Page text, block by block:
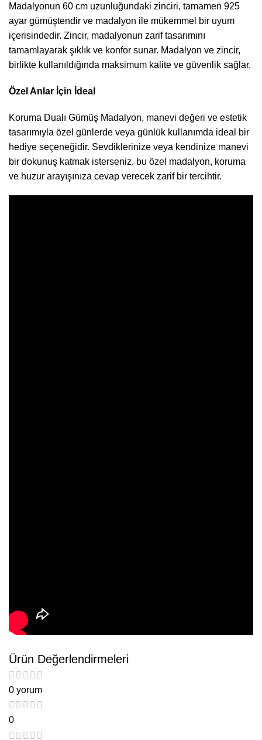
Madalyonun 60 cm uzunluğundaki zinciri, tamamen 925
ayar gümüştendir ve madalyon ile mükemmel bir uyum
içerisindedir. Zincir, madalyonun zarif tasarımını
tamamlayarak şıklık ve konfor sunar. Madalyon ve zincir,
birlikte kullanıldığında maksimum kalite ve güvenlik sağlar.
Özel Anlar İçin İdeal
Koruma Dualı Gümüş Madalyon, manevi değeri ve estetik
tasarımıyla özel günlerde veya günlük kullanımda ideal bir
hediye seçeneğidir. Sevdiklerinize veya kendinize manevi
bir dokunuş katmak isterseniz, bu özel madalyon, koruma
ve huzur arayışınıza cevap verecek zarif bir tercihtir.
Ürün Değerlendirmeleri
0 yorum
0